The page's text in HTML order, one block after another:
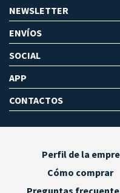
NEWSLETTER
ENVÍOS
SOCIAL
APP
CONTACTOS
Perfil de la
Cómo comprar
Preguntas